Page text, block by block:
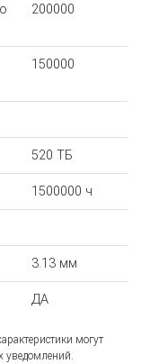
200000
150000
520 ТБ
1500000 ч
3.13 мм
ДА
могут
уведомлений.